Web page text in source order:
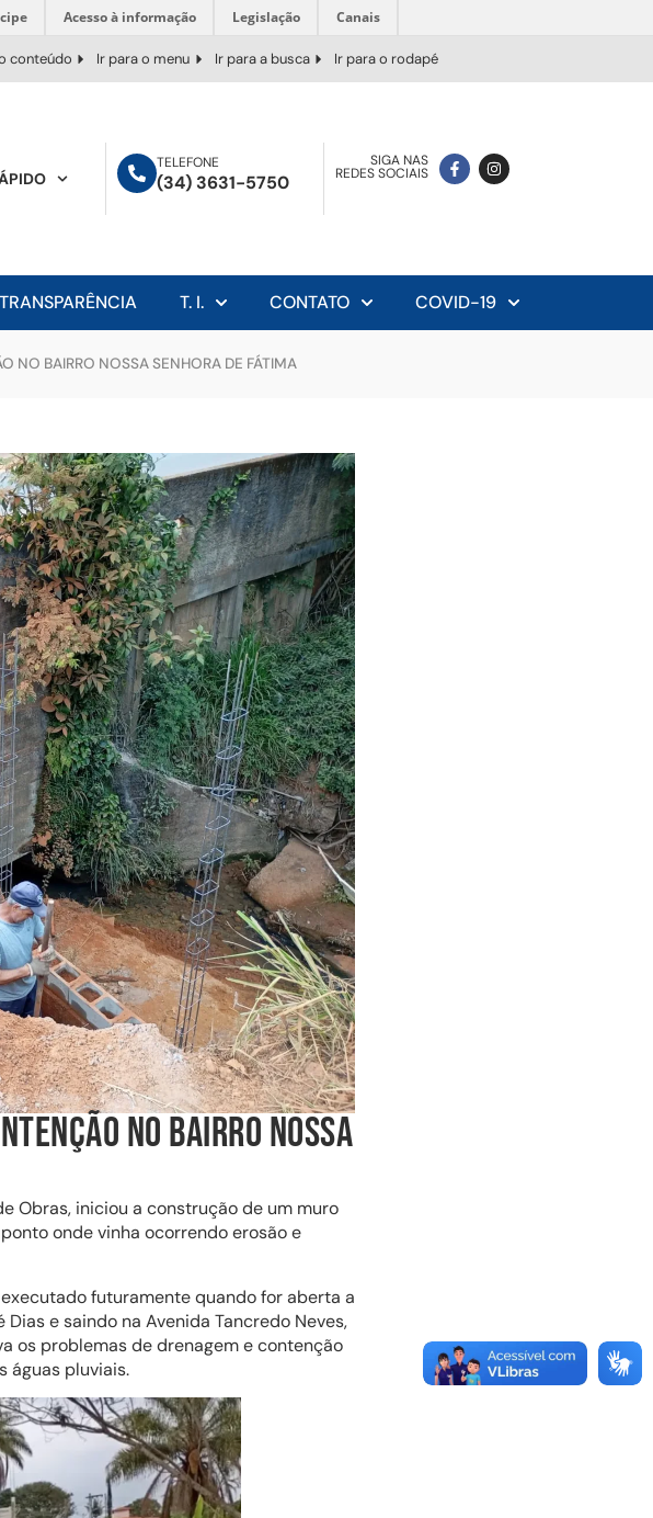
Acesso à informação Legislação Canais
conteúdo Ir para o menu Ir para a busca Ir para o rodapé
TELEFONE
(34) 3631-5750
SIGA NAS
REDES SOCIAIS
TRANSPARÊNCIA T. I. CONTATO COVID-19
NO BAIRRO NOSSA SENHORA DE FÁTIMA
NO BAIRRO NOSSA
Obras, iniciou a construção de um muro
onde vinha ocorrendo erosão e
futuramente quando for aberta a
e saindo na Avenida Tancredo Neves,
os problemas de drenagem e contenção
águas pluviais.